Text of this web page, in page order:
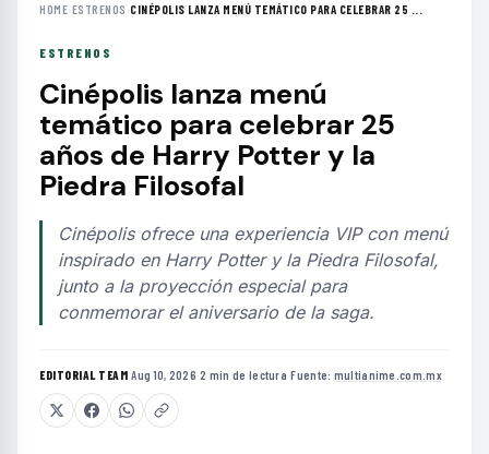
HOME›ESTRENOS ›CINÉPOLIS LANZA MENÚ TEMÁTICO PARA CELEBRAR 25 ...
ESTRENOS
Cinépolis lanza menú
temático para celebrar 25
años de Harry Potter y la
Piedra Filosofal
Cinépolis ofrece una experiencia VIP con menú
inspirado en Harry Potter y la Piedra Filosofal,
junto a la proyección especial para
conmemorar el aniversario de la saga.
EDITORIAL TEAM·Aug 10, 2026·2 min de lectura·Fuente: multianime.com.mx